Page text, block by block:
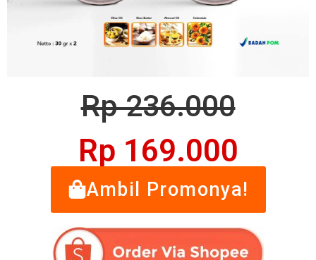
Rp 236.000
Rp 169.000
Ambil Promonya!